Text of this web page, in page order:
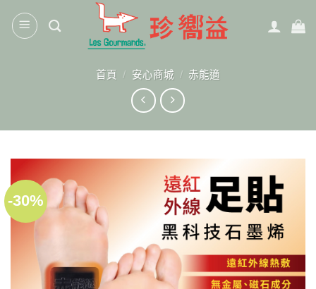
Skip
首頁 / 安心商城 / 赤能適
-30%